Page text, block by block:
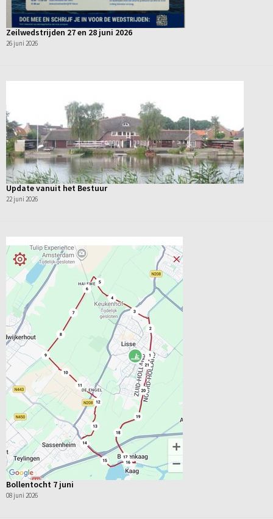
Zeilwedstrijden 27 en 28 juni 2026
26 juni 2026
Update vanuit het Bestuur
22 juni 2026
Bollentocht 7 juni
08 juni 2026